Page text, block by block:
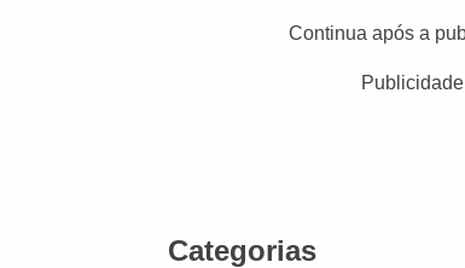
Continua após a
Publicidade
Categorias